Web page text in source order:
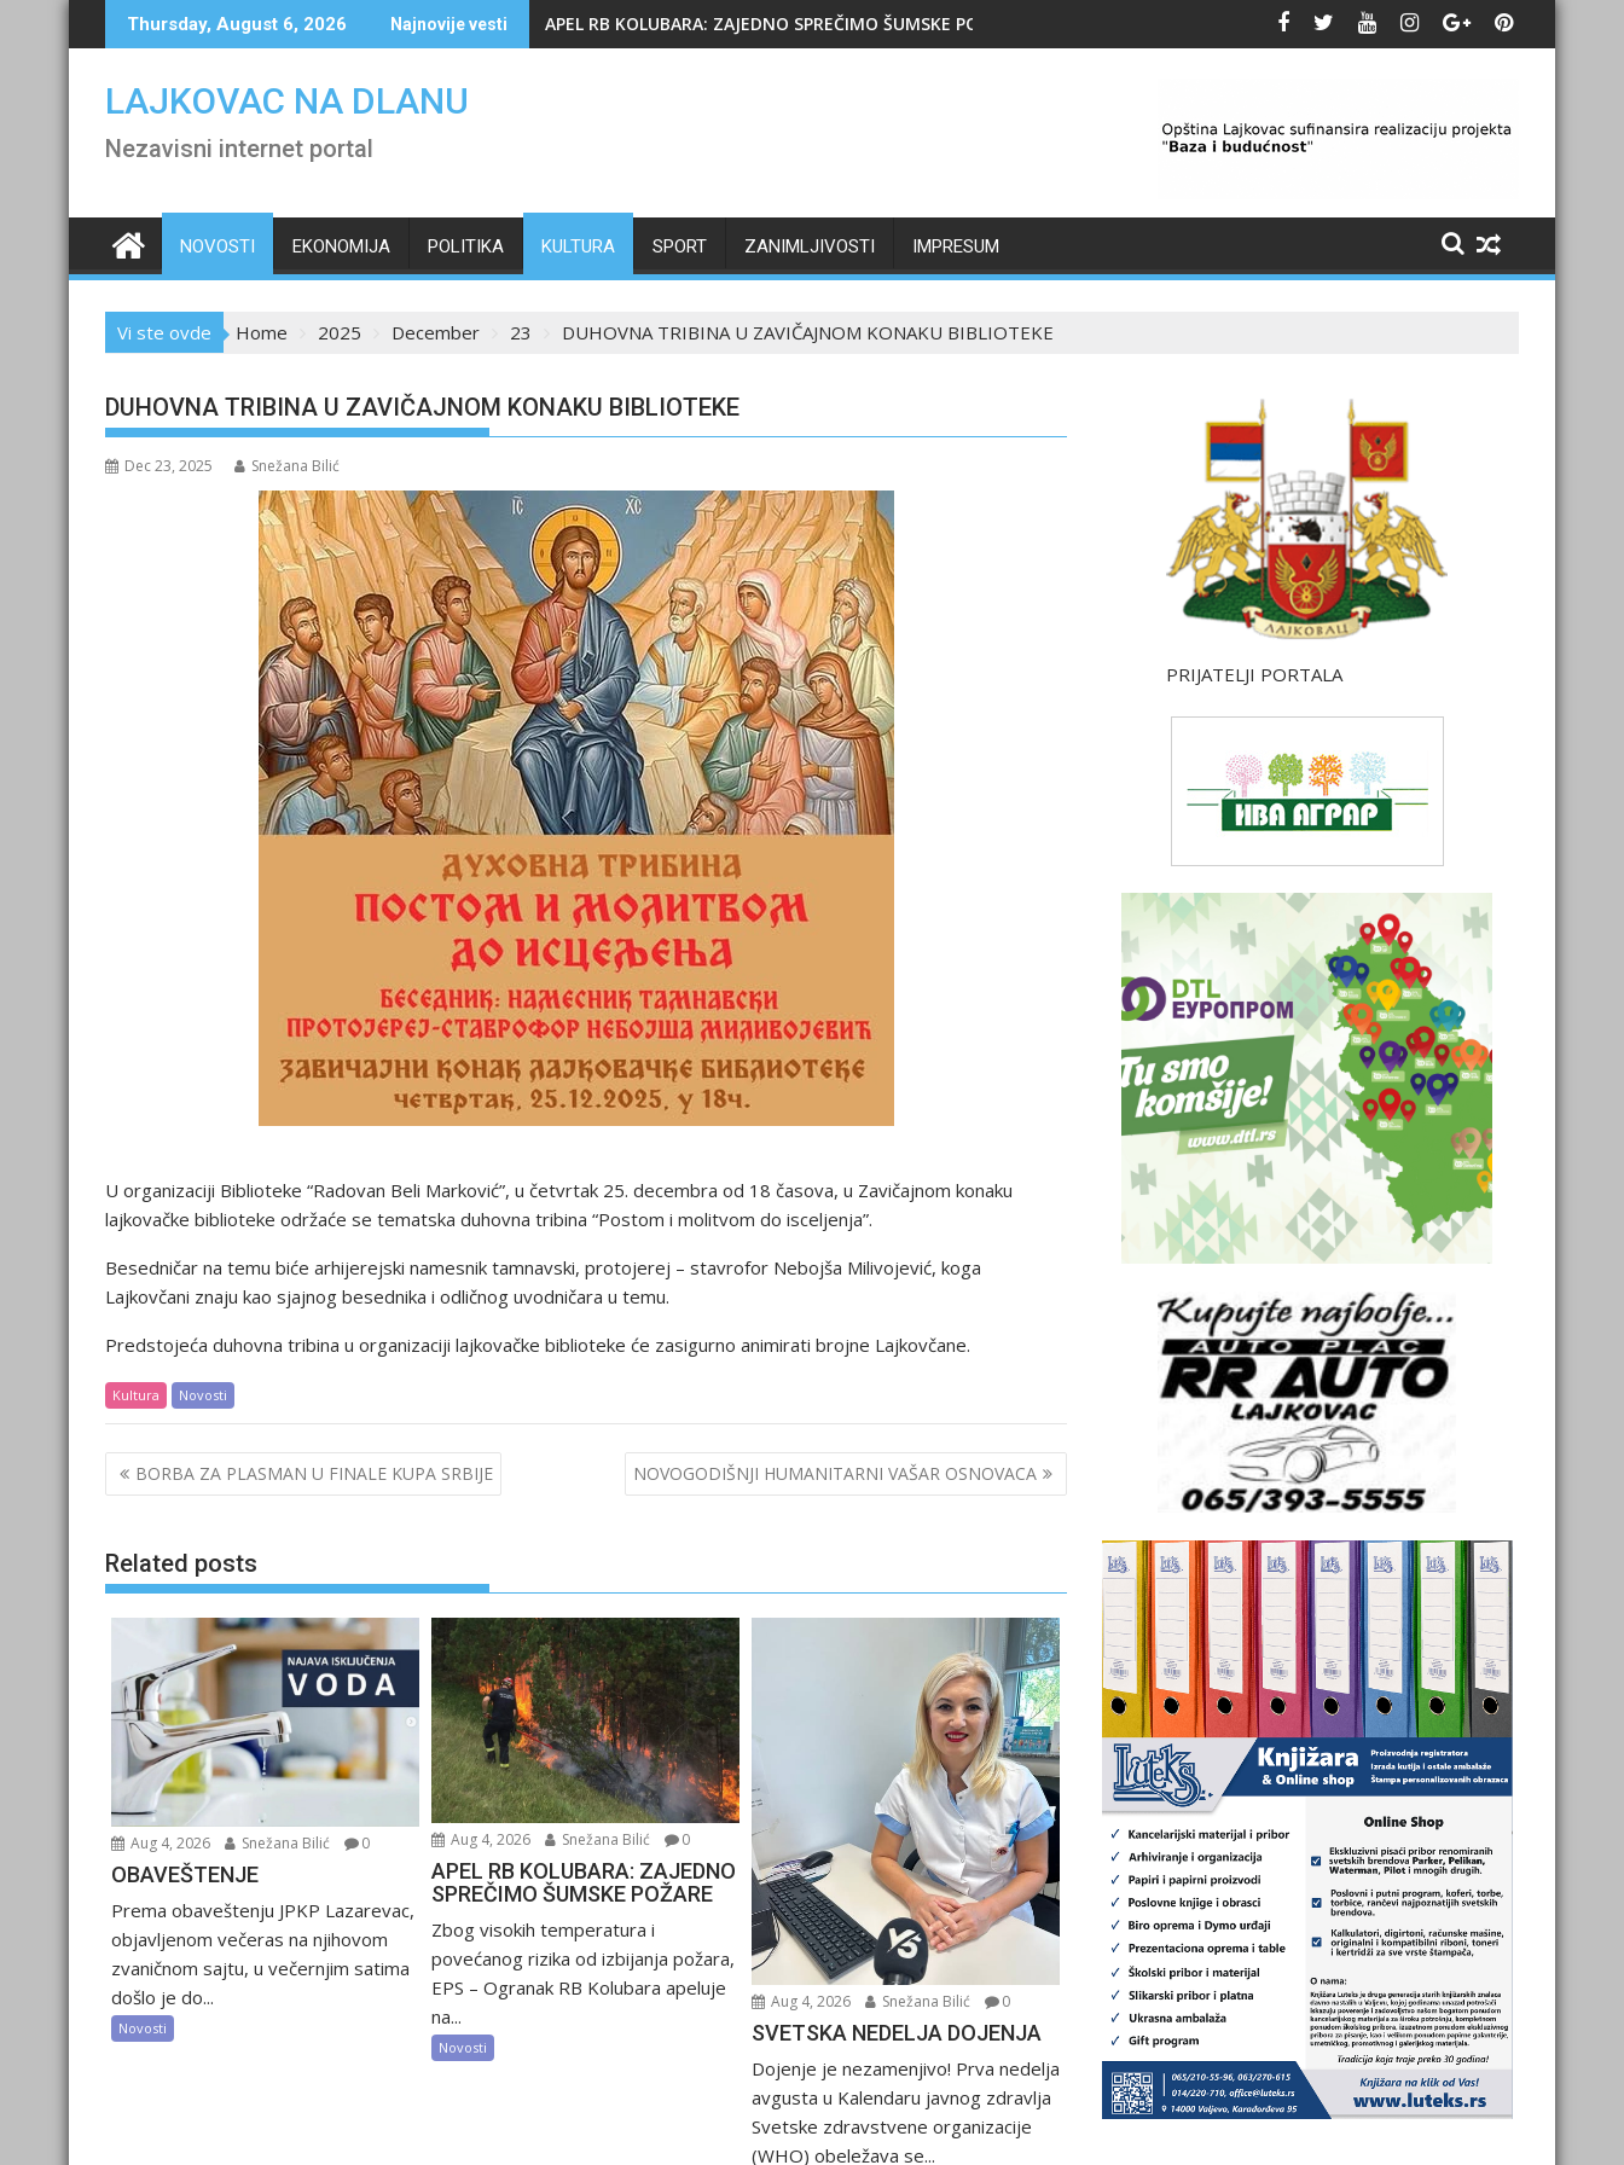
to
Thursday, August 6, 2026 Najnovije vesti APEL RB KOLUBARA: ZAJEDNO SPREČIMO ŠUMSKE POŽARE
LAJKOVAC NA DLANU
Nezavisni internet portal
NOVOSTI EKONOMIJA POLITIKA KULTURA SPORT ZANIMLJIVOSTI IMPRESUM
Vi ste ovde Home 2025 December 23 DUHOVNA TRIBINA U ZAVIČAJNOM KONAKU BIBLIOTEKE
DUHOVNA TRIBINA U ZAVIČAJNOM KONAKU BIBLIOTEKE
Dec 23, 2025 Snežana Bilić
U organizaciji Biblioteke “Radovan Beli Marković”, u četvrtak 25. decembra od 18 časova, u Zavičajnom konaku
lajkovačke biblioteke održaće se tematska duhovna tribina “Postom i molitvom do isceljenja”.
Besedničar na temu biće arhijerejski namesnik tamnavski, protojerej – stavrofor Nebojša Milivojević, koga
Lajkovčani znaju kao sjajnog besednika i odličnog uvodničara u temu.
Predstojeća duhovna tribina u organizaciji lajkovačke biblioteke će zasigurno animirati brojne Lajkovčane.
Kultura Novosti
Post
navigation
BORBA ZA PLASMAN U FINALE KUPA SRBIJE NOVOGODIŠNJI HUMANITARNI VAŠAR OSNOVACA
Related posts
Aug 4, 2026 Snežana Bilić 0
OBAVEŠTENJE
Prema obaveštenju JPKP Lazarevac,
objavljenom večeras na njihovom
zvaničnom sajtu, u večernjim satima
došlo je do...
Novosti
Aug 4, 2026 Snežana Bilić 0
APEL RB KOLUBARA: ZAJEDNO
SPREČIMO ŠUMSKE POŽARE
Zbog visokih temperatura i
povećanog rizika od izbijanja požara,
EPS – Ogranak RB Kolubara apeluje
na...
Novosti
Aug 4, 2026 Snežana Bilić 0
SVETSKA NEDELJA DOJENJA
Dojenje je nezamenjivo! Prva nedelja
avgusta u Kalendaru javnog zdravlja
Svetske zdravstvene organizacije
(WHO) obeležava se...
PRIJATELJI PORTALA